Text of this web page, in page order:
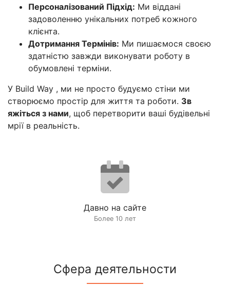
Персоналізований Підхід: Ми віддані
задоволенню унікальних потреб кожного
клієнта.
Дотримання Термінів: Ми пишаємося своєю
здатністю завжди виконувати роботу в
обумовлені терміни.
У Build Way , ми не просто будуємо стіни ми
створюємо простір для життя та роботи. Зв
яжіться з нами, щоб перетворити ваші будівельні
мрії в реальність.
Давно на сайте
Более 10 лет
Сфера деятельности